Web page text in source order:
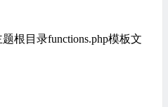
根目录functions.php模板文